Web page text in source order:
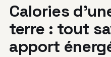
Calories
terre : tout
apport